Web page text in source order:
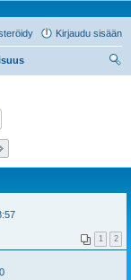
Kirjaudu sisään
1 2